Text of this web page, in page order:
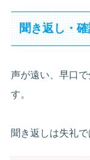
聞き返し・
声が遠い、早口
す。
聞き返しは失礼